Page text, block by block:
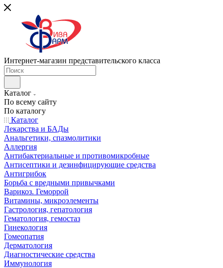
Интернет-магазин представительского класса
Каталог
По всему сайту
По каталогу
Каталог
Лекарства и БАДы
Анальгетики, спазмолитики
Аллергия
Антибактериальные и противомикробные
Антисептики и дезинфицирующие средства
Антигрибок
Борьба с вредными привычками
Варикоз. Геморрой
Витамины, микроэлементы
Гастрология, гепатология
Гематология, гемостаз
Гинекология
Гомеопатия
Дерматология
Диагностические средства
Иммунология